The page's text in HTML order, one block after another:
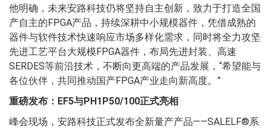
他明确，未来安路科技仍将坚持自主创新，致力于打造全国
产自主的FPGA产品，持续深耕中小规模器件，凭借成熟的
器件与软件技术快速响应市场多样化需求，同时将全力攻坚
先进工艺平台大规模FPGA器件，布局先进封装、高速
SERDES等前沿技术，不断向更高端的产品发展，“希望能与
各位伙伴，共同推动国产FPGA产业走向新高度。”
重磅发布：EF5与PH1P50/100正式亮相
峰会现场，安路科技正式发布全新量产产品——SALELF®系